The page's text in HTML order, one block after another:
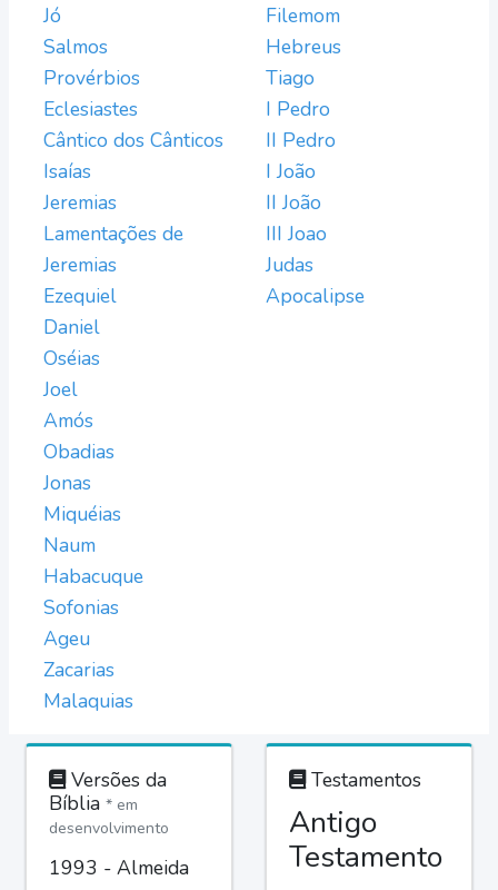
Jó
Salmos
Provérbios
Eclesiastes
Cântico dos Cânticos
Isaías
Jeremias
Lamentações de
Jeremias
Ezequiel
Daniel
Oséias
Joel
Amós
Obadias
Jonas
Miquéias
Naum
Habacuque
Sofonias
Ageu
Zacarias
Malaquias
Filemom
Hebreus
Tiago
I Pedro
II Pedro
I João
II João
III Joao
Judas
Apocalipse
Versões da
Bíblia * em
desenvolvimento
1993 - Almeida
Testamentos
Antigo
Testamento